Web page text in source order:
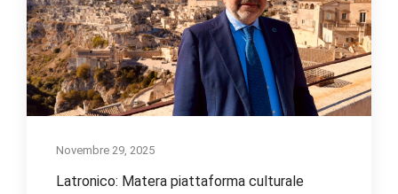
Novembre 29, 2025
Latronico: Matera piattaforma culturale